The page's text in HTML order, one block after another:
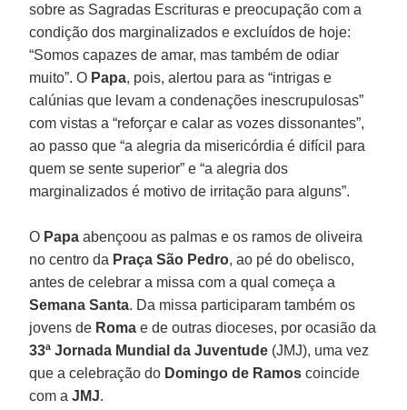
sobre as Sagradas Escrituras e preocupação com a
condição dos marginalizados e excluídos de hoje:
“Somos capazes de amar, mas também de odiar
muito”. O Papa, pois, alertou para as “intrigas e
calúnias que levam a condenações inescrupulosas”
com vistas a “reforçar e calar as vozes dissonantes”,
ao passo que “a alegria da misericórdia é difícil para
quem se sente superior” e “a alegria dos
marginalizados é motivo de irritação para alguns”.
O Papa abençoou as palmas e os ramos de oliveira
no centro da Praça São Pedro, ao pé do obelisco,
antes de celebrar a missa com a qual começa a
Semana Santa. Da missa participaram também os
jovens de Roma e de outras dioceses, por ocasião da
33ª Jornada Mundial da Juventude (JMJ), uma vez
que a celebração do Domingo de Ramos coincide
com aJMJ.